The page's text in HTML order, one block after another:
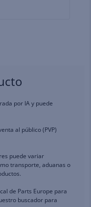
por IA y puede
al público (PVP)
puede variar
transporte, aduanas o
de Parts Europe para
buscador para